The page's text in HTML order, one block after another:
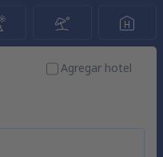
Agregar hotel